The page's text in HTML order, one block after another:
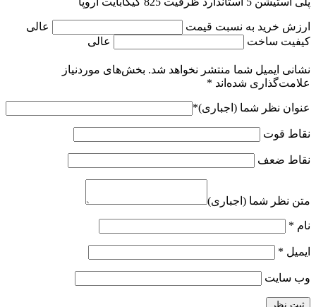
ارزش خرید به نسبت قیمت
عالی
کیفیت ساخت
عالی
نشانی ایمیل شما منتشر نخواهد شد. بخش‌های موردنیاز
علامت‌گذاری شده‌اند *
عنوان نظر شما (اجباری)*
نقاط قوت
نقاط ضعف
متن نظر شما (اجباری)
نام *
ایمیل *
وب‌ سایت